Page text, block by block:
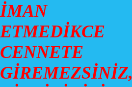
İMAN
ETMEDİKCE
CENNETE
GİREMEZSİNİZ,